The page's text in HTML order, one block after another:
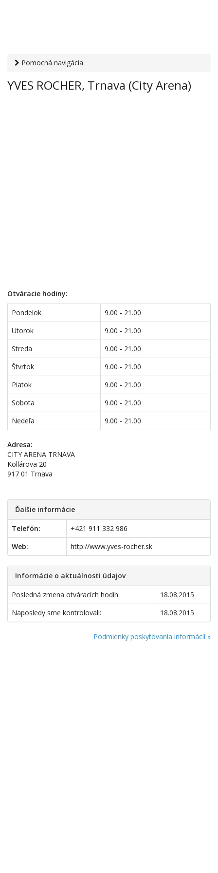
Pomocná navigácia
čistiace prostriedky› YVES ROCHER, Trnava (City Arena)
YVES ROCHER, Trnava (City Arena)
Otváracie hodiny:
Pondelok
9.00 - 21.00
Utorok
9.00 - 21.00
Streda
9.00 - 21.00
Štvrtok
9.00 - 21.00
Piatok
9.00 - 21.00
Sobota
9.00 - 21.00
Nedeľa
9.00 - 21.00
Adresa:
CITY ARENA TRNAVA
Kollárova 20
917 01 Trnava
Ďalšie informácie
Telefón:
+421 911 332 986
Web:
http://www.yves-rocher.sk
Informácie o aktuálnosti údajov
Posledná zmena otváracích hodín:
18.08.2015
Naposledy sme kontrolovali:
18.08.2015
Podmienky poskytovania informácií »